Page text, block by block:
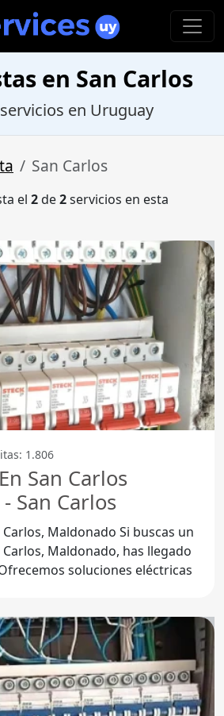
en San Carlos
en Uruguay
San Carlos
el 2de2servicios en esta
1.806
San Carlos
San Carlos
Maldonado Si buscas un
Maldonado, has llegado
soluciones eléctricas